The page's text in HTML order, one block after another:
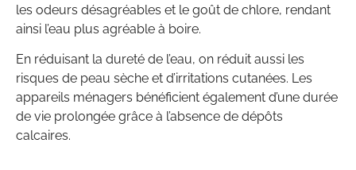
les odeurs désagréables et le goût de chlore, rendant
ainsi l’eau plus agréable à boire.
En réduisant la dureté de l’eau, on réduit aussi les
risques de peau sèche et d’irritations cutanées. Les
appareils ménagers bénéficient également d’une durée
de vie prolongée grâce à l’absence de dépôts
calcaires.